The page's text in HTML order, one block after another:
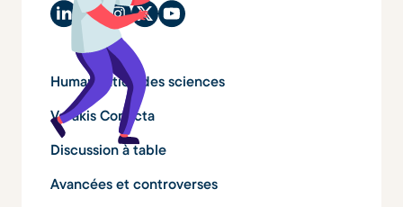
Humanisation des sciences
Verakis Conecta
Discussion à table
Avancées et controverses